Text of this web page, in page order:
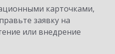
карточками,
заявку на
или внедрение